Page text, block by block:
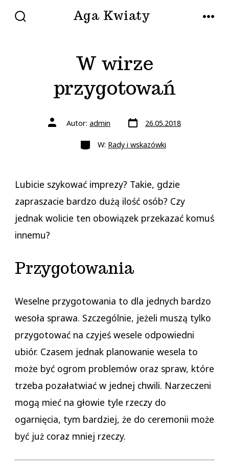
Przejdź
Aga Kwiaty
W wirze
przygotowań
Autor
wpisuAutor: admin Data
wpisu26.05.2018
Kategorie
W: Rady i wskazówki
Lubicie szykować imprezy? Takie, gdzie
zapraszacie bardzo dużą ilość osób? Czy
jednak wolicie ten obowiązek przekazać komuś
innemu?
Przygotowania
Weselne przygotowania to dla jednych bardzo
wesoła sprawa. Szczególnie, jeżeli muszą tylko
przygotować na czyjeś wesele odpowiedni
ubiór. Czasem jednak planowanie wesela to
może być ogrom problemów oraz spraw, które
trzeba pozałatwiać w jednej chwili. Narzeczeni
mogą mieć na głowie tyle rzeczy do
ogarnięcia, tym bardziej, że do ceremonii może
być już coraz mniej rzeczy.